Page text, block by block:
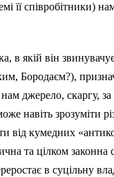
співробітники)
він
Бородаєм?),
джерело, скаргу,
навіть зрозуміти
від кумедних
та цілком
в